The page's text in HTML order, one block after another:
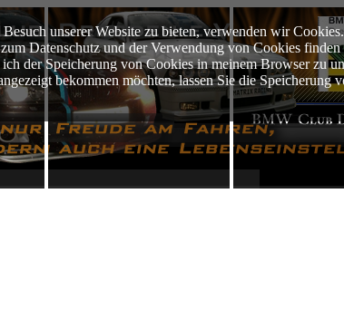
unserer Website zu bieten, verwenden wir
Datenschutz und der Verwendung von Cookies
der Speicherung von Cookies in meinem Browser zu
bekommen möchten, lassen Sie die Speicherung